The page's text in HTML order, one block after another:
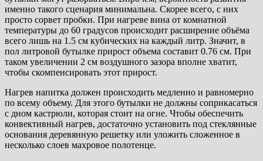
именно такого сценария минимальна. Скорее всего, с них
просто сорвет пробки. При нагреве вина от комнатной
температуры до 60 градусов происходит расширение объёма
всего лишь на 1.5 см кубических на каждый литр. Значит, в
пол литровой бутылке прирост объема составит 0.76 см. При
таком увеличении 2 см воздушного зазора вполне хватит,
чтобы скомпенсировать этот прирост.
Нагрев напитка должен происходить медленно и равномерно
по всему объему. Для этого бутылки не должны соприкасаться
с дном кастрюли, которая стоит на огне. Чтобы обеспечить
конвективный нагрев, достаточно установить под стеклянные
основания деревянную решетку или уложить сложенное в
несколько слоев махровое полотенце.